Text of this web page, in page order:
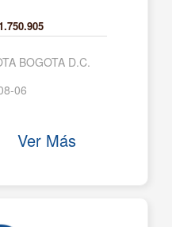
COLOMBIA S A S
FUTURO
BOGOTA D.C.
06
Ver Más